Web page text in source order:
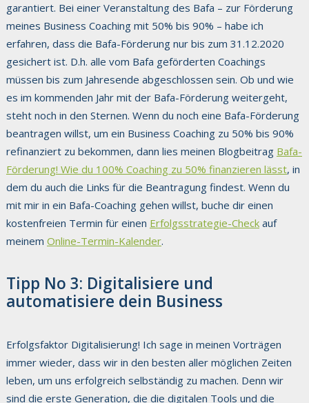
garantiert. Bei einer Veranstaltung des Bafa – zur Förderung
meines Business Coaching mit 50% bis 90% – habe ich
erfahren, dass die Bafa-Förderung nur bis zum 31.12.2020
gesichert ist. D.h. alle vom Bafa geförderten Coachings
müssen bis zum Jahresende abgeschlossen sein. Ob und wie
es im kommenden Jahr mit der Bafa-Förderung weitergeht,
steht noch in den Sternen. Wenn du noch eine Bafa-Förderung
beantragen willst, um ein Business Coaching zu 50% bis 90%
refinanziert zu bekommen, dann lies meinen Blogbeitrag Bafa-
Förderung! Wie du 100% Coaching zu 50% finanzieren lässt, in
dem du auch die Links für die Beantragung findest. Wenn du
mit mir in ein Bafa-Coaching gehen willst, buche dir einen
kostenfreien Termin für einen Erfolgsstrategie-Check auf
meinem Online-Termin-Kalender.
Tipp No 3: Digitalisiere und
automatisiere dein Business
Erfolgsfaktor Digitalisierung! Ich sage in meinen Vorträgen
immer wieder, dass wir in den besten aller möglichen Zeiten
leben, um uns erfolgreich selbständig zu machen. Denn wir
sind die erste Generation, die die digitalen Tools und die